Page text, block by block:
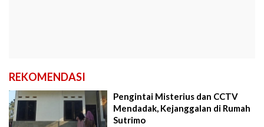
REKOMENDASI
Pengintai Misterius dan CCTV
Mendadak, Kejanggalan di Rumah
Sutrimo